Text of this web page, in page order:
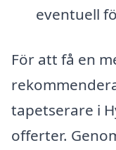
eventuell
För att få en
tapetserare i
offerter.